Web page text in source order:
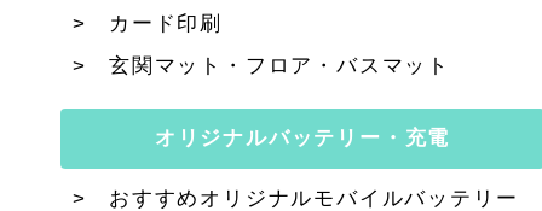
カード印刷
玄関マット・フロア・バスマット
オリジナルバッテリー・充電
おすすめオリジナルモバイルバッテリー